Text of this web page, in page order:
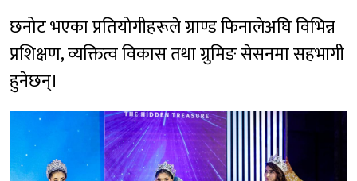
छनोट भएका प्रतियोगीहरूले ग्राण्ड फिनालेअघि विभिन्न
प्रशिक्षण, व्यक्तित्व विकास तथा ग्रुमिङ सेसनमा सहभागी
हुनेछन्।